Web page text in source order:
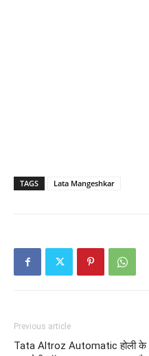
TAGS Lata Mangeshkar
Previous article
Tata Altroz Automatic होली के